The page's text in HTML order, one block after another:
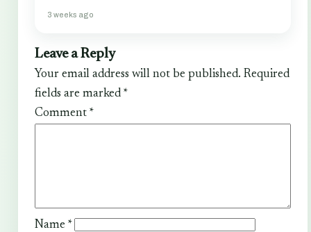
3 weeks ago
Leave a Reply
Your email address will not be published. Required
fields are marked *
Comment *
Name *